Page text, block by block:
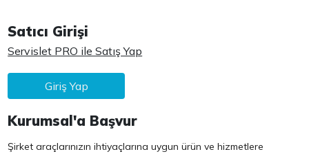
Satıcı Girişi
Servislet PRO ile Satış Yap
Giriş Yap
Kurumsal'a Başvur
Şirket araçlarınızın ihtiyaçlarına uygun ürün ve hizmetlere